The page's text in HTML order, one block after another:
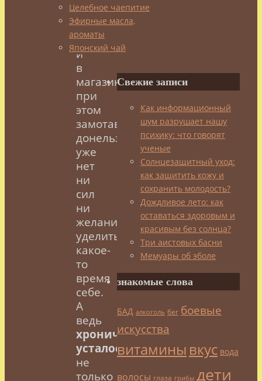
и
в
налоговую,
и
в
магазин,
при
этом
замотавшись
донельзя,
уже
нет
ни
сил
ни
желания
уделить
какое-
то
время
себе.
А
ведь
хроническая
усталость
не
только
Целебное чаепитие
Эфирные масла,
ароматы
Японский чай
Свежие записи
Как информационный
шум разрушает нашу
психику: что говорят
ученые
Солнцезащитный уход:
как защитить кожу и
сохранить молодость?
Дождливое лето: как
оставаться здоровым и
красивым без солнца?
Три аистовых басни
Мемуары об эболе
знакомые слова
БАД алкоголь бег боевые
искусства
витамины вкус вода
волосы глаза грибы дети